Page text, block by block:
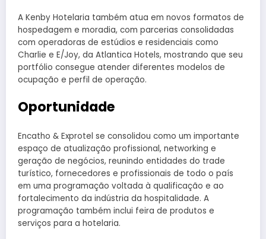
A Kenby Hotelaria também atua em novos formatos de
hospedagem e moradia, com parcerias consolidadas
com operadoras de estúdios e residenciais como
Charlie e E/Joy, da Atlantica Hotels, mostrando que seu
portfólio consegue atender diferentes modelos de
ocupação e perfil de operação.
Oportunidade
Encatho & Exprotel se consolidou como um importante
espaço de atualização profissional, networking e
geração de negócios, reunindo entidades do trade
turístico, fornecedores e profissionais de todo o país
em uma programação voltada à qualificação e ao
fortalecimento da indústria da hospitalidade. A
programação também inclui feira de produtos e
serviços para a hotelaria.